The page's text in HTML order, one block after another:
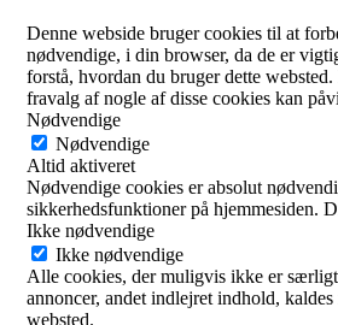
Denne webside bruger cookies til at
nødvendige, i din browser, da de er
forstå, hvordan du bruger dette
fravalg af nogle af disse cookies kan
Nødvendige
Nødvendige
Altid aktiveret
Nødvendige cookies er absolut
sikkerhedsfunktioner på hjemmesiden.
Ikke nødvendige
Ikke nødvendige
Alle cookies, der muligvis ikke er særligt
annoncer, andet indlejret indhold,
websted.